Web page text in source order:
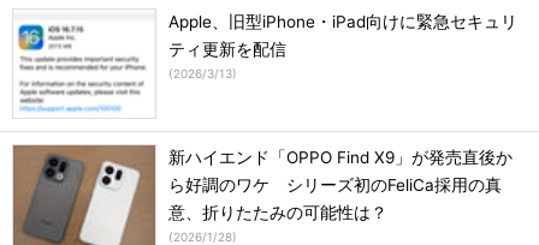
Apple、旧型iPhone・iPad向けに緊急セキュリ
ティ更新を配信
(2026/3/13)
新ハイエンド「OPPO Find X9」が発売直後か
ら好調のワケ シリーズ初のFeliCa採用の真
意、折りたたみの可能性は？
(2026/1/28)